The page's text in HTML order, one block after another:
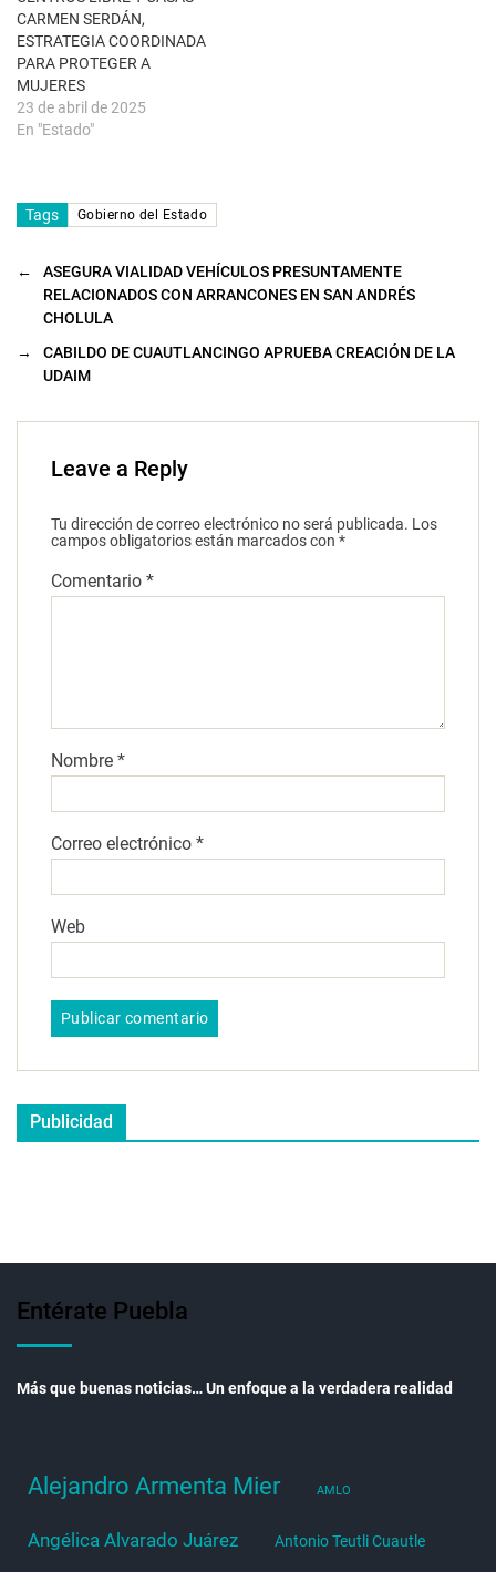
u
e
v
a
)
CARMEN SERDÁN,
ESTRATEGIA COORDINADA
PARA PROTEGER A
MUJERES
23 de abril de 2025
En "Estado"
Tags Gobierno del Estado
←
ASEGURA VIALIDAD VEHÍCULOS PRESUNTAMENTE
RELACIONADOS CON ARRANCONES EN SAN ANDRÉS
CHOLULA
→
CABILDO DE CUAUTLANCINGO APRUEBA CREACIÓN DE LA
UDAIM
Leave a Reply
Tu dirección de correo electrónico no será publicada. Los
campos obligatorios están marcados con *
Comentario *
Nombre *
Correo electrónico *
Web
Publicidad
Entérate Puebla
Más que buenas noticias… Un enfoque a la verdadera realidad
Alejandro Armenta Mier AMLO
Angélica Alvarado Juárez Antonio Teutli Cuautle